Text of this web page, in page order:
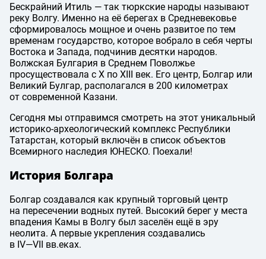
Бескрайний Итиль — так тюркские народы называют
реку Волгу. Именно на её берегах в Средневековье
сформировалось мощное и очень развитое по тем
временам государство, которое вобрало в себя черты
Востока и Запада, подчинив десятки народов.
Волжская Булгария в Среднем Поволжье
просуществовала с X по XIII век. Его центр, Болгар или
Великий Булгар, располагался в 200 километрах
от современной Казани.
Сегодня мы отправимся смотреть на этот уникальный
историко-археологический комплекс Республики
Татарстан, который включён в список объектов
Всемирного наследия ЮНЕСКО. Поехали!
История Болгара
Болгар создавался как крупный торговый центр
на пересечении водных путей. Высокий берег у места
впадения Камы в Волгу был заселён ещё в эру
неолита. А первые укрепления создавались
в IV—VII вв.еках.